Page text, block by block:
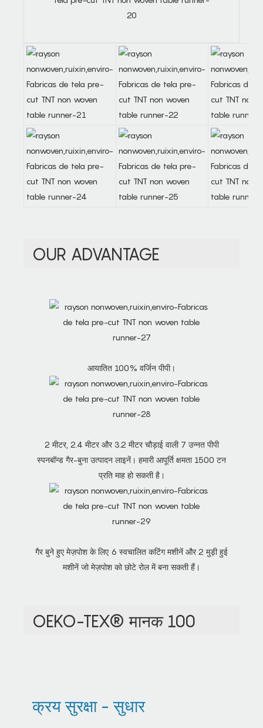
OUR ADVANTAGE
आयातित 100% वर्जिन पीपी।
2 मीटर, 2.4 मीटर और 3.2 मीटर चौड़ाई वाली 7 उन्नत पीपी
स्पनबॉन्ड गैर-बुना उत्पादन लाइनें। हमारी आपूर्ति क्षमता 1500 टन
प्रति माह हो सकती है।
गैर बुने हुए मेज़पोश के लिए 6 स्वचालित कटिंग मशीनें और 2 मुड़ी हुई
मशीनें जो मेज़पोश को छोटे रोल में बना सकती हैं।
OEKO-TEX® मानक 100
क्रय सुरक्षा - सुधार